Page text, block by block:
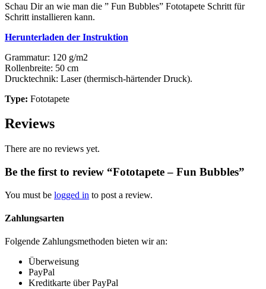
Schau Dir an wie man die ” Fun Bubbles” Fototapete Schritt für
Schritt installieren kann.
Herunterladen der Instruktion
Grammatur: 120 g/m2
Rollenbreite: 50 cm
Drucktechnik: Laser (thermisch-härtender Druck).
Type: Fototapete
Reviews
There are no reviews yet.
Be the first to review “Fototapete – Fun Bubbles”
You must be logged in to post a review.
Zahlungsarten
Folgende Zahlungsmethoden bieten wir an:
Überweisung
PayPal
Kreditkarte über PayPal